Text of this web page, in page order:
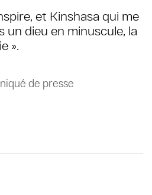
et Kinshasa qui me
un dieu en minuscule, la
».
de presse